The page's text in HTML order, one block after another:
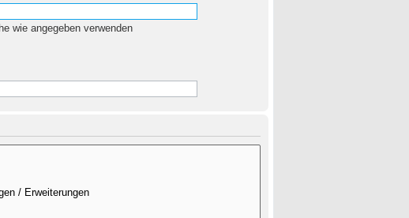
wie angegeben verwenden